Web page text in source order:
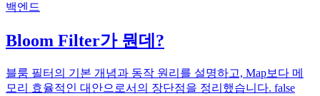
백엔드
Bloom Filter가 뭔데?
블룸 필터의 기본 개념과 동작 원리를 설명하고, Map보다 메
모리 효율적인 대안으로서의 장단점을 정리했습니다. false